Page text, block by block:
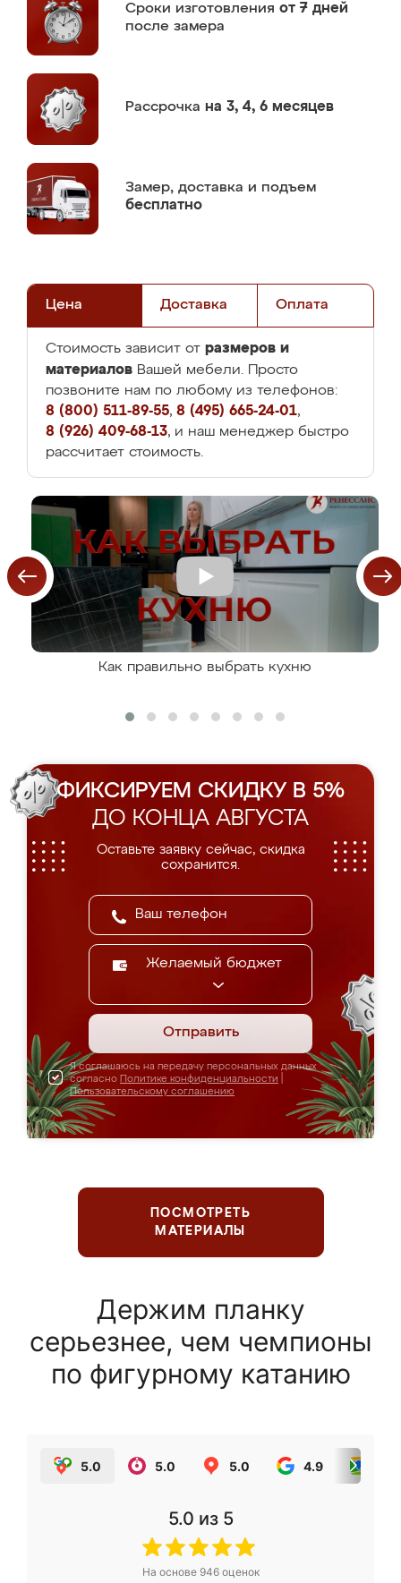
Сроки изготовления от 7 дней
после замера
Рассрочка на 3, 4, 6 месяцев
Замер, доставка и подъем
бесплатно
Цена Доставка Оплата
Стоимость зависит от размеров и
материалов Вашей мебели. Просто
позвоните нам по любому из телефонов:
8 (800) 511-89-55, 8 (495) 665-24-01,
8 (926) 409-68-13, и наш менеджер быстро
рассчитает стоимость.
Как правильно выбрать кухню
ФИКСИРУЕМ СКИДКУ В 5%
ДО КОНЦА АВГУСТА
Оставьте заявку сейчас, скидка
сохранится.
Желаемый бюджет
Отправить
Я соглашаюсь на передачу персональных данных
согласно Политике конфиденциальности
Пользовательскому соглашению
ПОСМОТРЕТЬ
МАТЕРИАЛЫ
Держим планку
серьезнее, чем чемпионы
по фигурному катанию
5.0 5.0 5.0 4.9
5.0 из 5
На основе 946оценок